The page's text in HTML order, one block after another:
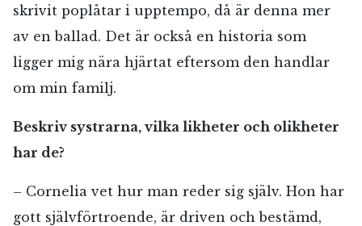
skrivit poplåtar i upptempo, då är denna mer
av en ballad. Det är också en historia som
ligger mig nära hjärtat eftersom den handlar
om min familj.
Beskriv systrarna, vilka likheter och olikheter
har de?
– Cornelia vet hur man reder sig själv. Hon har
gott självförtroende, är driven och bestämd,